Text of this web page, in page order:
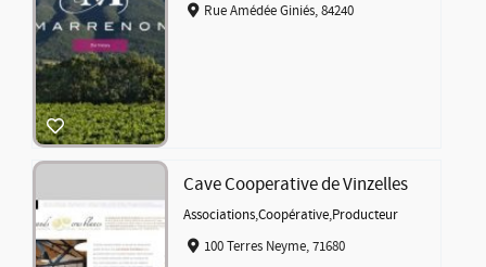
Rue Amédée Giniés, 84240
Cave Cooperative de Vinzelles
Associations,Coopérative,Producteur
100 Terres Neyme, 71680